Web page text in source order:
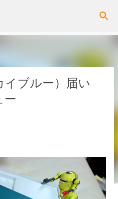
コンテンツに移動
ブルー）届い
ー